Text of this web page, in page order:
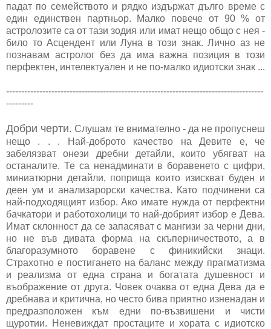
падат по семейството и рядко издържат дълго време с
един единствен партньор. Малко повече от 90 % от
астролозите са от тази зодия или имат нещо общо с нея -
било то Асцендент или Луна в този знак. Лично аз не
познавам астролог без да има важна позиция в този
перфектен, интелектуален и не по-малко идиотски знак ...
-------------------------------------------------------------------------------------
---------
Добри черти. Слушам те внимателно - да не пропуснеш
нещо . . . Най-доброто качество на Девите е, че
забелязват онези дребни детайли, които убягват на
останалите. Те са ненадминати в боравенето с цифри,
миниатюрни детайли, поприща които изискват буден и
деен ум и анализарорски качества. Като подчинени са
най-подходящият избор. Ако имате нужда от перфектни
бачкатори и работохолици то най-добрият избор е Дева.
Имат склонност да се запасяват с мангизи за черни дни,
но не във дивата форма на скъперничеството, а в
благоразумното боравене с финикийски знаци.
Страхотно е постигането на баланс между прагматизма
и реализма от една страна и богатата душевност и
въображение от друга. Човек очаква от една Дева да е
дребнава и критична, но често бива приятно изненадан и
предразположен към едни по-възвишени и чисти
щуротии. Неневиждат простаците и хората с идиотско